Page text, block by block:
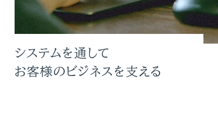
仕事を知る
仕事紹介
アプリSE
システムを通して
お客様のビジネスを支える